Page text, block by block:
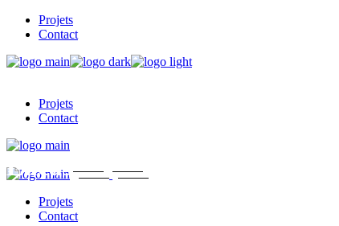
Projets
Contact
Projets
Contact
Projets
Contact
Lucas